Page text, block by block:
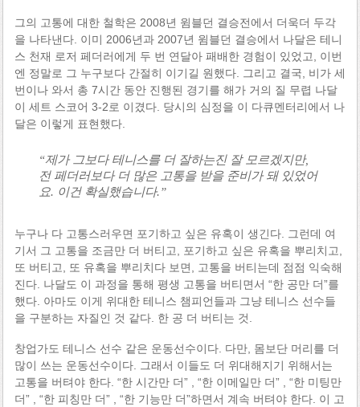
그의 고통에 대한 철학은 2008년 윔블던 결승전에서 더욱더 두각
을 나타낸다. 이미 2006년과 2007년 윔블던 결승에서 나달은 테니
스 천재 로저 페더러에게 두 번 연달아 패배한 경험이 있었고, 이번
엔 정말로 그 누구보다 간절히 이기길 원했다. 그리고 결국, 비가 세
번이나 와서 총 7시간 동안 진행된 경기를 해가 거의 질 무렵 나달
이 세트 스코어 3-2로 이겼다. 당시의 심정을 이 다큐멘터리에서 나
달은 이렇게 표현했다.
“제가 그보다 테니스를 더 잘하는진 잘 모르겠지만,
전 페더러보다 더 많은 고통을 받을 준비가 돼 있었어
요. 이건 확실했습니다.”
누구나 다 고통스러우면 포기하고 싶은 유혹이 생긴다. 그런데 여
기서 그 고통을 조금만 더 버티고, 포기하고 싶은 유혹을 뿌리치고,
또 버티고, 또 유혹을 뿌리치다 보면, 고통을 버티는데 점점 익숙해
진다. 나달도 이 과정을 통해 평생 고통을 버티면서 “한 공만 더”를
했다. 아마도 이게 위대한 테니스 챔피언들과 그냥 테니스 선수들
을 구분하는 자질인 것 같다. 한 공 더 버티는 것.
창업가도 테니스 선수 같은 운동선수이다. 다만, 몸보단 머리를 더
많이 쓰는 운동선수이다. 그래서 이들도 더 위대해지기 위해서는
고통을 버텨야 한다. “한 시간만 더” , “한 이메일만 더” , “한 미팅만
더” , “한 피칭만 더” , “한 기능만 더”하면서 계속 버텨야 한다. 이 고